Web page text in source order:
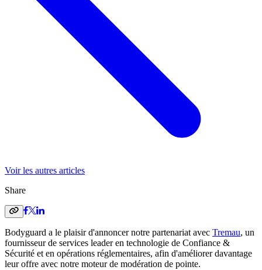
Voir les autres articles
Share
Bodyguard a le plaisir d'annoncer notre partenariat avec Tremau, un
fournisseur de services leader en technologie de Confiance &
Sécurité et en opérations réglementaires, afin d'améliorer davantage
leur offre avec notre moteur de modération de pointe.